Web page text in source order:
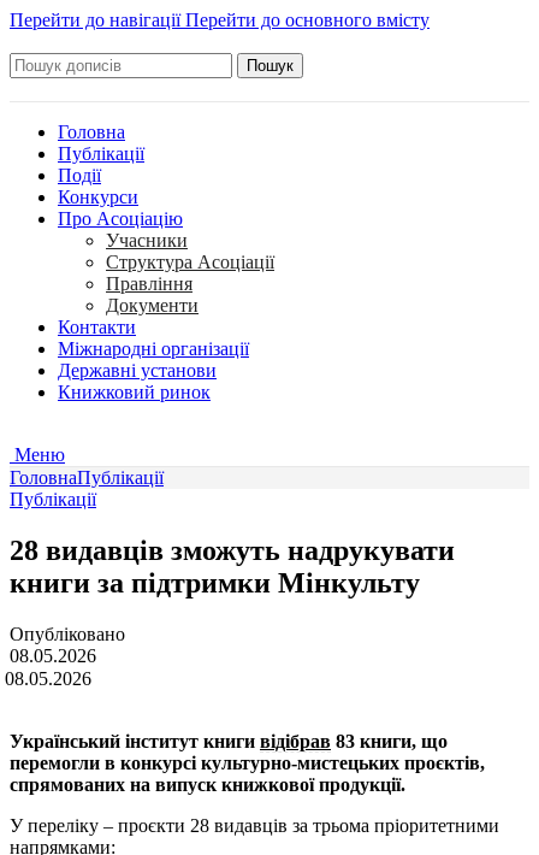
Перейти до навігаціїПерейти до основного вмісту
Пошук
Головна
Публікації
Події
Конкурси
Про Асоціацію
Учасники
Структура Асоціації
Правління
Документи
Контакти
Міжнародні організації
Державні установи
Книжковий ринок
Меню
ГоловнаПублікації
Публікації
28 видавців зможуть надрукувати
книги за підтримки Мінкульту
Опубліковано
08.05.2026
Український інститут книги відібрав 83 книги, що
перемогли в конкурсі культурно-мистецьких проєктів,
спрямованих на випуск книжкової продукції.
У переліку – проєкти 28 видавців за трьома пріоритетними
напрямками: